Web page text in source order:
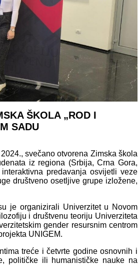
ŠKOLA „ROD I
SADU
svečano otvorena Zimska škola
iz regiona (Srbija, Crna Gora,
predavanja osvijetli veze
društveno osetljive grupe izložene,
je organizirali Univerzitet u Novom
i društvenu teoriju Univerziteta
gender resursnim centrom
UNIGEM.
treće i četvrte godine osnovnih i
političke ili humanističke nauke na